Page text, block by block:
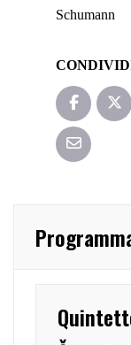
Schumann